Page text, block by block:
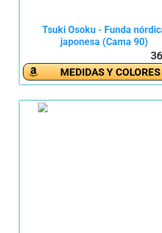
Tsuki Osoku - Funda
japonesa (Cama 90)
MEDIDAS Y COLORES